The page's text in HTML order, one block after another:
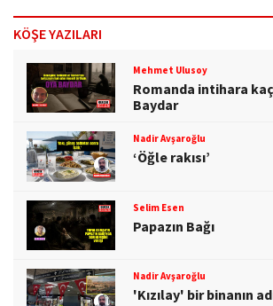
KÖŞE YAZILARI
Mehmet Ulusoy
Romanda intihara
Baydar
Nadir Avşaroğlu
‘Öğle rakısı’
Selim Esen
Papazın Bağı
Nadir Avşaroğlu
'Kızılay' bir binanın